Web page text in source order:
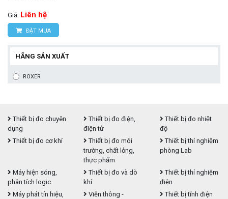
Giá: Liên hệ
ĐẶT MUA
HÃNG SẢN XUẤT
ROXER
Thiết bị đo chuyên
dụng
Thiết bị đo điện,
điện tử
Thiết bị đo nhiệt
độ
Thiết bị đo cơ khí
Thiết bị đo môi
trường, chất lỏng,
thực phẩm
Thiết bị thí nghiệm
phòng Lab
Máy hiện sóng,
phân tích logic
Thiết bị đo và dò
khí
Thiết bị thí nghiệm
điện
Máy phát tín hiệu,
Viễn thông -
Thiết bị tĩnh điện